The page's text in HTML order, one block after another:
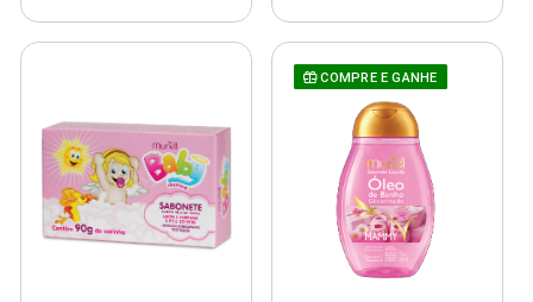
COMPRE E GANHE